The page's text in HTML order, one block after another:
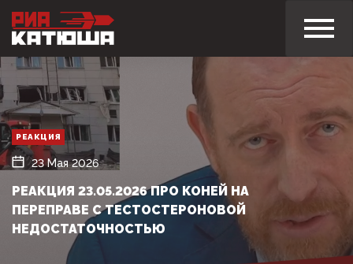
РЕАКЦИЯ
23 Мая 2026
РЕАКЦИЯ 23.05.2026 ПРО КОНЕЙ НА
ПЕРЕПРАВЕ С ТЕСТОСТЕРОНОВОЙ
НЕДОСТАТОЧНОСТЬЮ